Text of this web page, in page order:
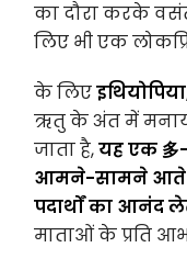
का दौरा करके
लिए भी एक
के लिए
ऋतु के अंत में मनाया
जाता है,यह एक 多-
आमने-सामने आते
पदार्थों का आनंद
माताओं के प्रति